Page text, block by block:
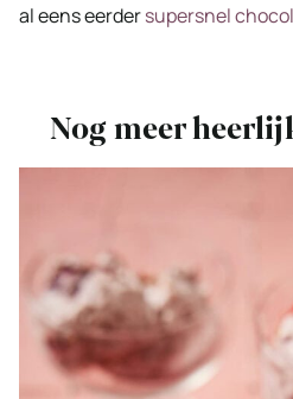
al eens eerdersupersnel
Nog meer
machine)